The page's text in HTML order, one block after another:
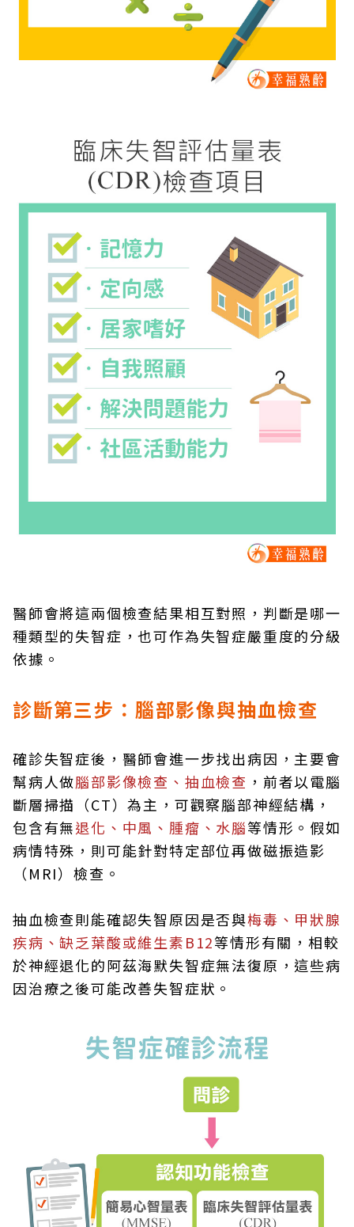
醫師會將這兩個檢查結果相互對照，判斷是哪一
種類型的失智症，也可作為失智症嚴重度的分級
依據。
診斷第三步：腦部影像與抽血檢查
確診失智症後，醫師會進一步找出病因，主要會
幫病人做腦部影像檢查、抽血檢查 ，前者以電腦
斷層掃描（CT）為主，可觀察腦部神經結構，
包含有無退化、中風、腫瘤、水腦等情形。假如
病情特殊，則可能針對特定部位再做磁振造影
（MRI）檢查。
抽血檢查則能確認失智原因是否與梅毒、甲狀腺
疾病、缺乏葉酸或維生素B12等情形有關，相較
於神經退化的阿茲海默失智症無法復原，這些病
因治療之後可能改善失智症狀。